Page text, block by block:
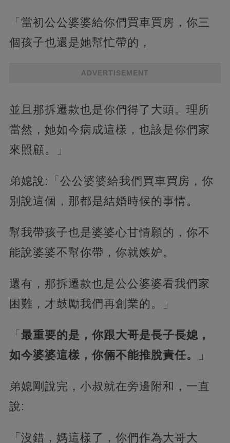
「當初公公婆婆給你們買車買房，你三
個孩子也還是她幫忙帶的，
ADVERTISEMENT
並且那拆遷款也是你們得了大頭。理所
當然，她如今病成這樣，也該是你們家
來照顧。」
弟媳說:「公公婆婆給我們買車買房，你
別說這個，那都是結婚時候的事情。
幫我帶孩子也是婆婆心甘情願的，你不
能說婆婆不幫你帶，你就嫉妒。
還有，那拆遷款也是公公婆婆看我們家
困難，才鼓勵我們再創業的。」
「 最重要的是，你跟大哥是長子長媳，
如今婆婆這樣，你倆不能推脫責任。
」
弟媳剛說完，小叔就在旁邊附和，一直
說:
「沒錯，媽這樣了，你們作為大哥大